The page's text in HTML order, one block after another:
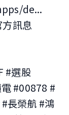
de...
訊息
#選股
#00878 #
長榮航 #鴻